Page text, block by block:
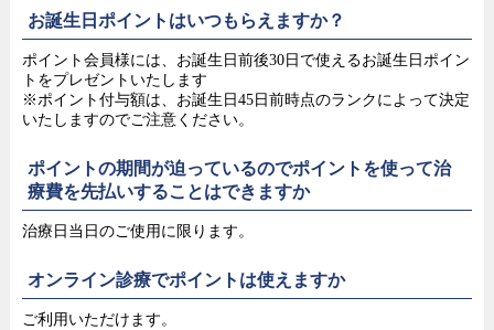
お誕生日ポイントはいつもらえますか？
ポイント会員様には、お誕生日前後30日で使えるお誕生日ポイン
トをプレゼントいたします
※ポイント付与額は、お誕生日45日前時点のランクによって決定
いたしますのでご注意ください。
ポイントの期間が迫っているのでポイントを使って治
療費を先払いすることはできますか
治療日当日のご使用に限ります。
オンライン診療でポイントは使えますか
ご利用いただけます。